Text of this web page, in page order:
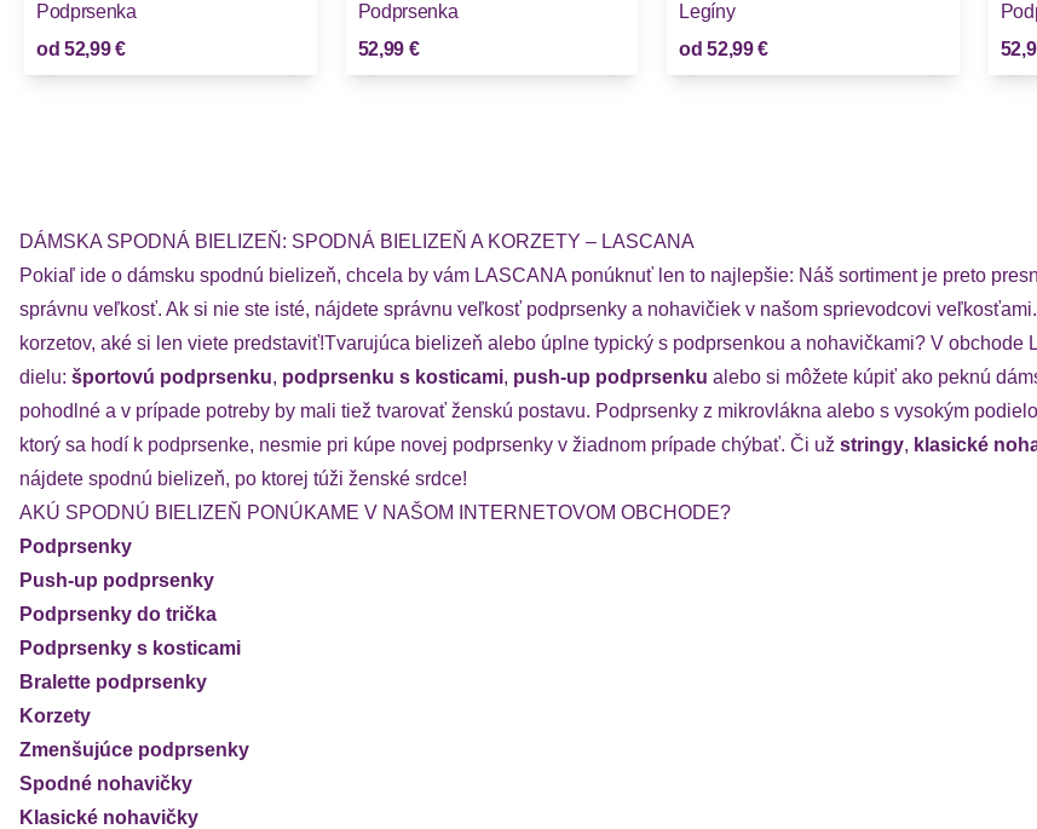
Podprsenka
od 52,99 €
Podprsenka
52,99 €
Legíny
od 52,99 €
DÁMSKA SPODNÁ BIELIZEŇ: SPODNÁ BIELIZEŇ A KORZETY – LASCANA
Pokiaľ ide o dámsku spodnú bielizeň, chcela by vám LASCANA ponúknuť len to najlepšie: Náš sortiment je preto
správnu veľkosť. Ak si nie ste isté, nájdete správnu veľkosť podprsenky a nohavičiek v našom sprievodcovi
korzetov, aké si len viete predstaviť!Tvarujúca bielizeň alebo úplne typický s podprsenkou a nohavičkami? V
dielu: športovú podprsenku, podprsenku s kosticami, push-up podprsenku alebo si môžete kúpiť ako peknú
pohodlné a v prípade potreby by mali tiež tvarovať ženskú postavu. Podprsenky z mikrovlákna alebo s vysokým
ktorý sa hodí k podprsenke, nesmie pri kúpe novej podprsenky v žiadnom prípade chýbať. Či už stringy, klasické
nájdete spodnú bielizeň, po ktorej túži ženské srdce!
AKÚ SPODNÚ BIELIZEŇ PONÚKAME V NAŠOM INTERNETOVOM OBCHODE?
Podprsenky
Push-up podprsenky
Podprsenky do trička
Podprsenky s kosticami
Bralette podprsenky
Korzety
Zmenšujúce podprsenky
Spodné nohavičky
Klasické nohavičky